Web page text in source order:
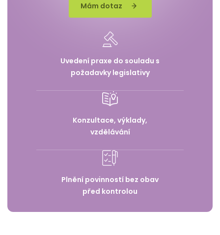
Mám dotaz
Uvedení praxe do souladu s
požadavky legislativy
Konzultace, výklady,
vzdělávání
Plnění povinností bez obav
před kontrolou